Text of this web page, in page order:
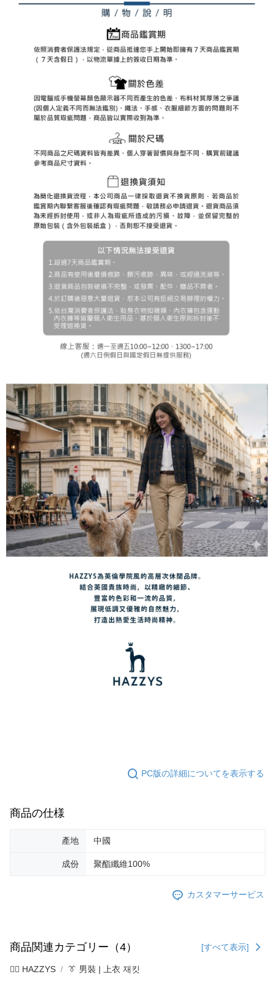
PC版の詳細についてを表示する
商品の仕様
產地 中國
成份 聚酯纖維100%
カスタマーサービス
商品関連カテゴリー（4） [すべて表示]
🐕‍🦺 HAZZYS 👔 男裝 | 上衣 재킷